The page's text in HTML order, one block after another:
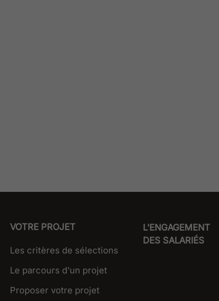
VOTRE PROJET
Les critères de sélections
Le parcours d'un projet
Proposer votre projet
L'ENGAGEMENT
DES SALARIÉS